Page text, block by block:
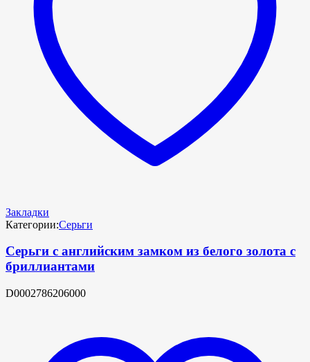
Закладки
Категории:Серьги
Серьги с английским замком из белого золота с
бриллиантами
D0002786206000